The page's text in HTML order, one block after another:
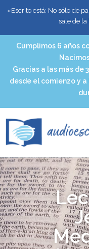
«Escrito está: No sólo de
sale de la
Cumplimos 6 años
Gracias a las más de
desde el comienzo y